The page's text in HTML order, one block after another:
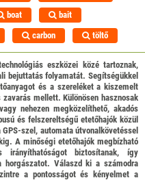
boat
bait
carbon töltő
eszközei közé tartoznak,
bejuttatás folyamatát. Segítségükkel
és a szereléket a kiszemelt
mellett. Különösen hasznosak
nehezen megközelíthető, akadós
és felszereltségű etetőhajók közül
szel, automata útvonalkövetéssel
A minőségi etetőhajók megbízható
irányíthatóságot biztosítanak, így
horgászatot. Válaszd ki a számodra
a pontosságot és kényelmet a